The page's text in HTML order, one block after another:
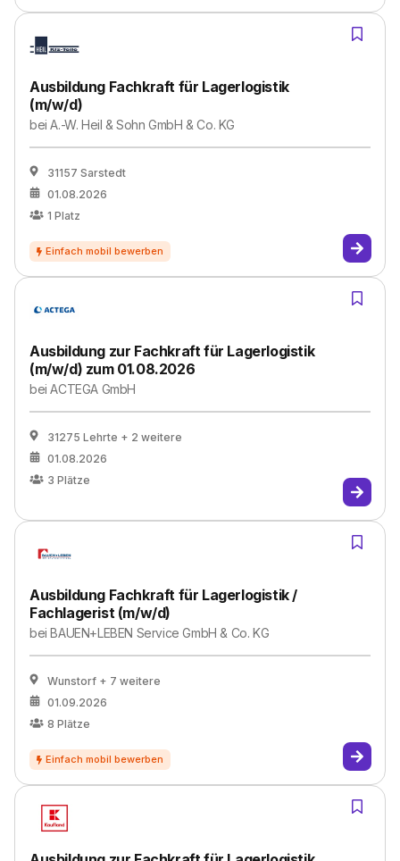
Ausbildung Fachkraft für Lagerlogistik
(m/w/d)
beiA.-W. Heil & Sohn GmbH & Co. KG
31157 Sarstedt
01.08.2026
1 Platz
Ausbildung zur Fachkraft für Lagerlogistik
(m/w/d) zum 01.08.2026
beiACTEGA GmbH
31275 Lehrte + 2 weitere
01.08.2026
3 Plätze
Ausbildung Fachkraft für Lagerlogistik /
Fachlagerist (m/w/d)
beiBAUEN+LEBEN Service GmbH & Co. KG
Wunstorf + 7 weitere
01.09.2026
8 Plätze